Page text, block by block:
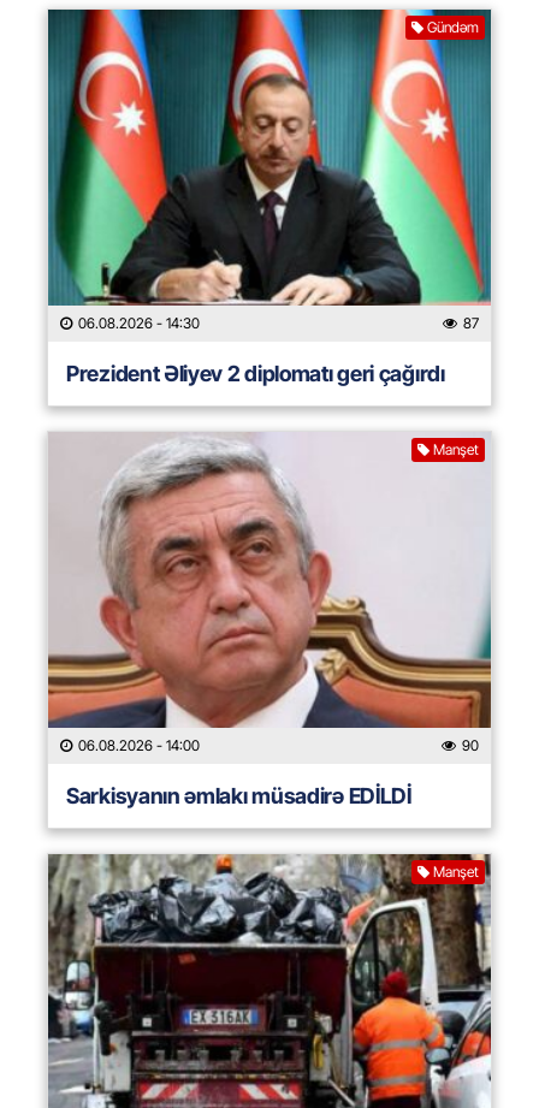
Gündəm
06.08.2026 - 14:30 87
Prezident Əliyev 2 diplomatı geri çağırdı
Manşet
06.08.2026 - 14:00 90
Sarkisyanın əmlakı müsadirə EDİLDİ
Manşet